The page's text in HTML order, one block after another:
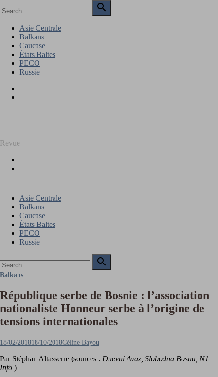
to
for:

Search
Asie Centrale
Balkans
Caucase
États Baltes
PECO
Russie
Revue
Asie Centrale
Balkans
Caucase
États Baltes
PECO
Russie
for:

Search
Balkans
République serbe de Bosnie : l’association
nationaliste Honneur serbe à l’origine de
tensions internationales
Posted
18/02/201818/10/2018Author
Céline Bayou
Par Stéphan Altasserre (sources : Dnevni Avaz, Slobodna Bosna, N1
Info )